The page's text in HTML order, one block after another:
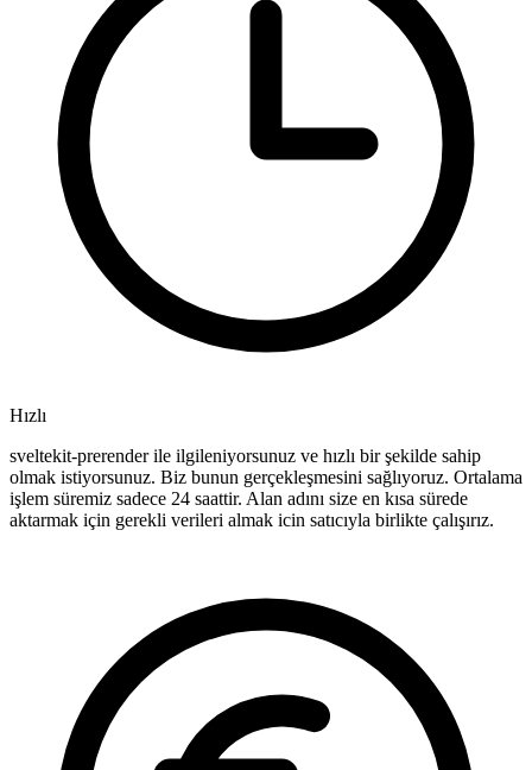
Hızlı
sveltekit-prerender ile ilgileniyorsunuz ve hızlı bir şekilde sahip
olmak istiyorsunuz. Biz bunun gerçekleşmesini sağlıyoruz. Ortalama
işlem süremiz sadece 24 saattir. Alan adını size en kısa sürede
aktarmak için gerekli verileri almak icin satıcıyla birlikte çalışırız.